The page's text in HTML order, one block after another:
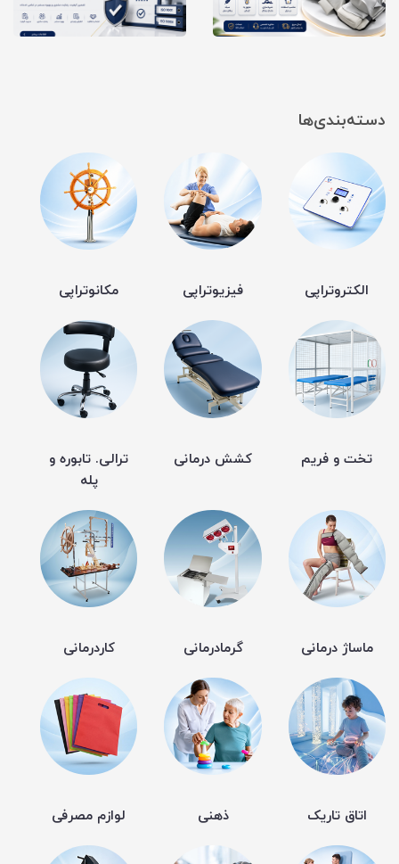
دسته‌بندی‌ها
الکتروتراپی فیزیوتراپی مکانوتراپی
تخت و فریم کشش درمانی
ترالی. تابوره و
پله
ماساژ درمانی گرمادرمانی کاردرمانی
اتاق تاریک ذهنی لوازم مصرفی